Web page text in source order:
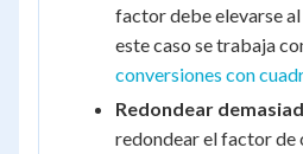
factor debe elevarse
este caso se trabaja
conversiones con
Redondear
redondear el factor de